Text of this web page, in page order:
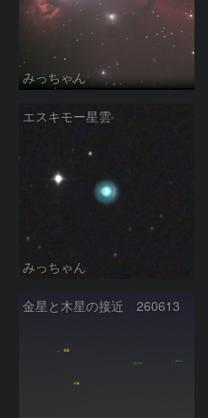
みっちゃん
エスキモー星雲
みっちゃん
金星と木星の接近 260613